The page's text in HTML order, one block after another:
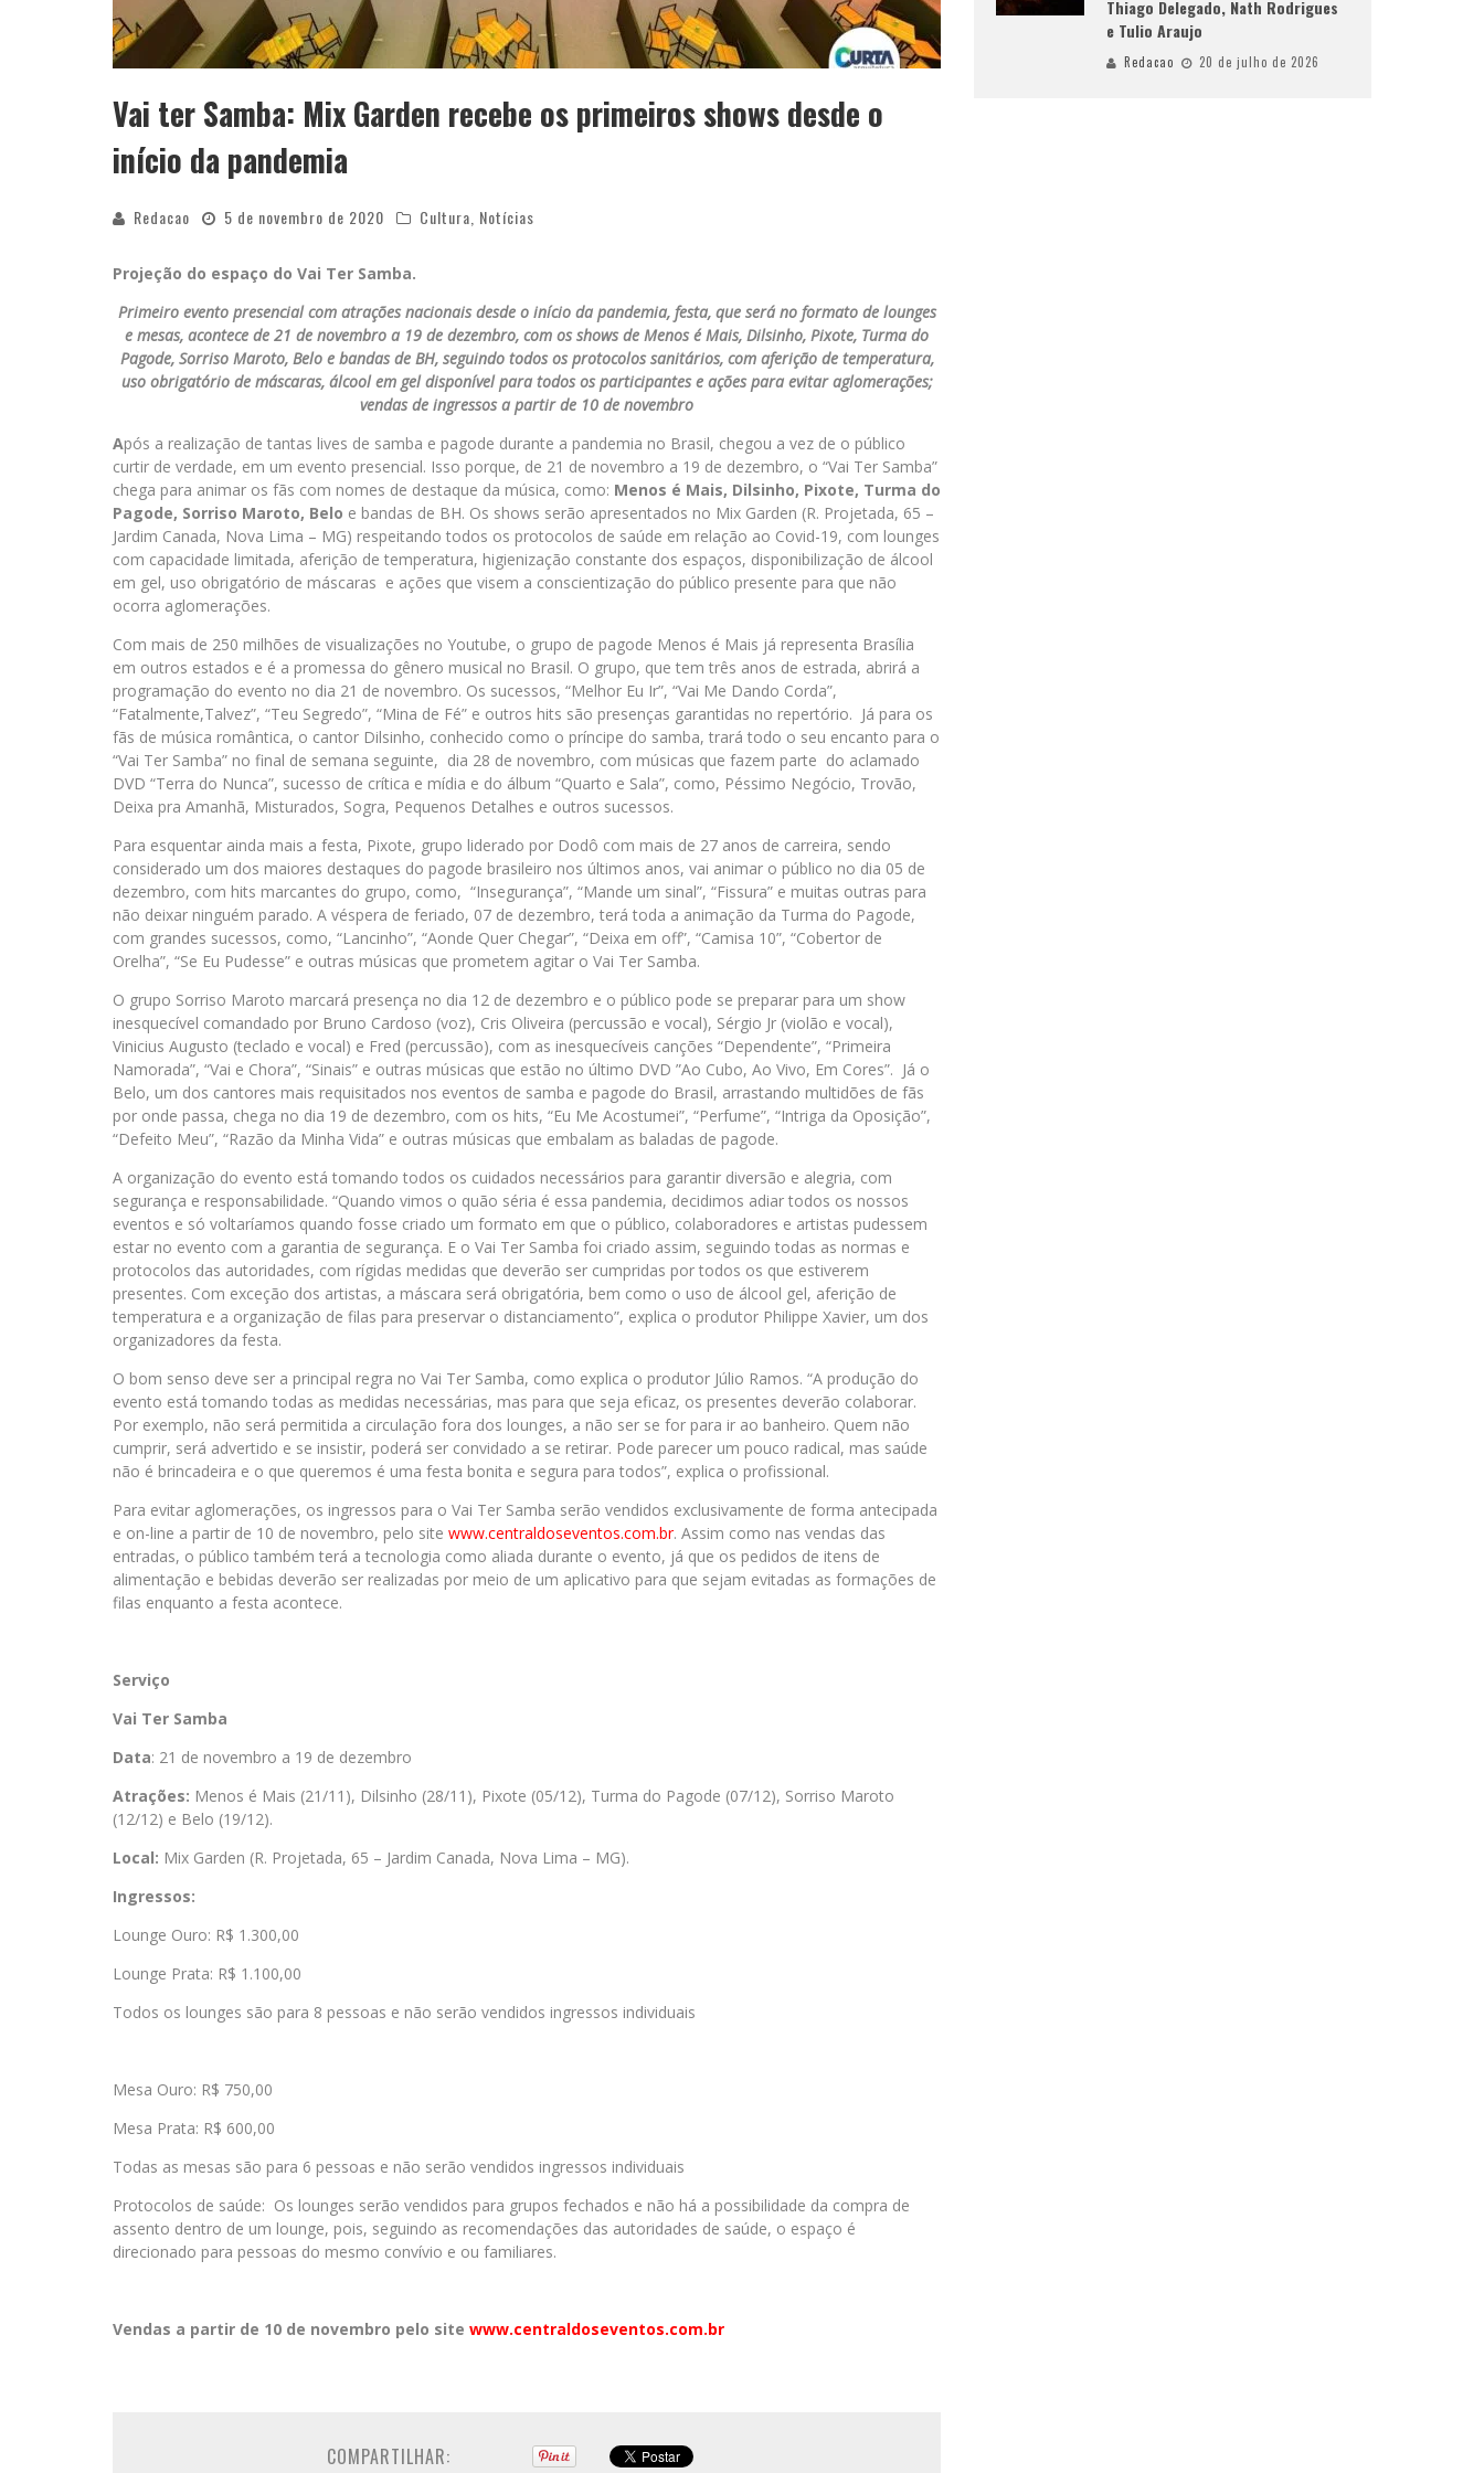
Vai ter Samba: Mix Garden recebe os primeiros shows desde o
início da pandemia
Redacao 5 de novembro de 2020 Cultura Notícias
Projeção do espaço do Vai Ter Samba.
Primeiro evento presencial com atrações nacionais desde o início da pandemia, festa, que será no formato de lounges
e mesas, acontece de 21 de novembro a 19 de dezembro, com os shows de Menos é Mais, Dilsinho, Pixote, Turma do
Pagode, Sorriso Maroto, Belo e bandas de BH, seguindo todos os protocolos sanitários, com aferição de temperatura,
uso obrigatório de máscaras, álcool em gel disponível para todos os participantes e ações para evitar aglomerações;
vendas de ingressos a partir de 10 de novembro
Após a realização de tantas lives de samba e pagode durante a pandemia no Brasil, chegou a vez de o público
curtir de verdade, em um evento presencial. Isso porque, de 21 de novembro a 19 de dezembro, o “Vai Ter Samba”
chega para animar os fãs com nomes de destaque da música, como: Menos é Mais, Dilsinho, Pixote, Turma do
Pagode, Sorriso Maroto, Belo e bandas de BH. Os shows serão apresentados no Mix Garden (R. Projetada, 65 –
Jardim Canada, Nova Lima – MG) respeitando todos os protocolos de saúde em relação ao Covid-19, com lounges
com capacidade limitada, aferição de temperatura, higienização constante dos espaços, disponibilização de álcool
em gel, uso obrigatório de máscaras e ações que visem a conscientização do público presente para que não
ocorra aglomerações.
Com mais de 250 milhões de visualizações no Youtube, o grupo de pagode Menos é Mais já representa Brasília
em outros estados e é a promessa do gênero musical no Brasil. O grupo, que tem três anos de estrada, abrirá a
programação do evento no dia 21 de novembro. Os sucessos, “Melhor Eu Ir”, “Vai Me Dando Corda”,
“Fatalmente,Talvez”, “Teu Segredo”, “Mina de Fé” e outros hits são presenças garantidas no repertório. Já para os
fãs de música romântica, o cantor Dilsinho, conhecido como o príncipe do samba, trará todo o seu encanto para o
“Vai Ter Samba” no final de semana seguinte, dia 28 de novembro, com músicas que fazem parte do aclamado
DVD “Terra do Nunca”, sucesso de crítica e mídia e do álbum “Quarto e Sala”, como, Péssimo Negócio, Trovão,
Deixa pra Amanhã, Misturados, Sogra, Pequenos Detalhes e outros sucessos.
Para esquentar ainda mais a festa, Pixote, grupo liderado por Dodô com mais de 27 anos de carreira, sendo
considerado um dos maiores destaques do pagode brasileiro nos últimos anos, vai animar o público no dia 05 de
dezembro, com hits marcantes do grupo, como, “Insegurança”, “Mande um sinal”, “Fissura” e muitas outras para
não deixar ninguém parado. A véspera de feriado, 07 de dezembro, terá toda a animação da Turma do Pagode,
com grandes sucessos, como, “Lancinho”, “Aonde Quer Chegar”, “Deixa em off”, “Camisa 10”, “Cobertor de
Orelha”, “Se Eu Pudesse” e outras músicas que prometem agitar o Vai Ter Samba.
O grupo Sorriso Maroto marcará presença no dia 12 de dezembro e o público pode se preparar para um show
inesquecível comandado por Bruno Cardoso (voz), Cris Oliveira (percussão e vocal), Sérgio Jr (violão e vocal),
Vinicius Augusto (teclado e vocal) e Fred (percussão), com as inesquecíveis canções “Dependente”, “Primeira
Namorada”, “Vai e Chora”, “Sinais” e outras músicas que estão no último DVD ”Ao Cubo, Ao Vivo, Em Cores”. Já o
Belo, um dos cantores mais requisitados nos eventos de samba e pagode do Brasil, arrastando multidões de fãs
por onde passa, chega no dia 19 de dezembro, com os hits, “Eu Me Acostumei”, “Perfume”, “Intriga da Oposição”,
“Defeito Meu”, “Razão da Minha Vida” e outras músicas que embalam as baladas de pagode.
A organização do evento está tomando todos os cuidados necessários para garantir diversão e alegria, com
segurança e responsabilidade. “Quando vimos o quão séria é essa pandemia, decidimos adiar todos os nossos
eventos e só voltaríamos quando fosse criado um formato em que o público, colaboradores e artistas pudessem
estar no evento com a garantia de segurança. E o Vai Ter Samba foi criado assim, seguindo todas as normas e
protocolos das autoridades, com rígidas medidas que deverão ser cumpridas por todos os que estiverem
presentes. Com exceção dos artistas, a máscara será obrigatória, bem como o uso de álcool gel, aferição de
temperatura e a organização de filas para preservar o distanciamento”, explica o produtor Philippe Xavier, um dos
organizadores da festa.
O bom senso deve ser a principal regra no Vai Ter Samba, como explica o produtor Júlio Ramos. “A produção do
evento está tomando todas as medidas necessárias, mas para que seja eficaz, os presentes deverão colaborar.
Por exemplo, não será permitida a circulação fora dos lounges, a não ser se for para ir ao banheiro. Quem não
cumprir, será advertido e se insistir, poderá ser convidado a se retirar. Pode parecer um pouco radical, mas saúde
não é brincadeira e o que queremos é uma festa bonita e segura para todos”, explica o profissional.
Para evitar aglomerações, os ingressos para o Vai Ter Samba serão vendidos exclusivamente de forma antecipada
e on-line a partir de 10 de novembro, pelo site www.centraldoseventos.com.br. Assim como nas vendas das
entradas, o público também terá a tecnologia como aliada durante o evento, já que os pedidos de itens de
alimentação e bebidas deverão ser realizadas por meio de um aplicativo para que sejam evitadas as formações de
filas enquanto a festa acontece.
Serviço
Vai Ter Samba
Data: 21 de novembro a 19 de dezembro
Atrações: Menos é Mais (21/11), Dilsinho (28/11), Pixote (05/12), Turma do Pagode (07/12), Sorriso Maroto
(12/12) e Belo (19/12).
Local: Mix Garden (R. Projetada, 65 – Jardim Canada, Nova Lima – MG).
Ingressos:
Lounge Ouro: R$ 1.300,00
Lounge Prata: R$ 1.100,00
Todos os lounges são para 8 pessoas e não serão vendidos ingressos individuais
Mesa Ouro: R$ 750,00
Mesa Prata: R$ 600,00
Todas as mesas são para 6 pessoas e não serão vendidos ingressos individuais
Protocolos de saúde: Os lounges serão vendidos para grupos fechados e não há a possibilidade da compra de
assento dentro de um lounge, pois, seguindo as recomendações das autoridades de saúde, o espaço é
direcionado para pessoas do mesmo convívio e ou familiares.
Vendas a partir de 10 de novembro pelo site www.centraldoseventos.com.br
COMPARTILHAR:
Thiago Delegado, Nath Rodrigues
e Tulio Araujo
Redacao 20 de julho de 2026